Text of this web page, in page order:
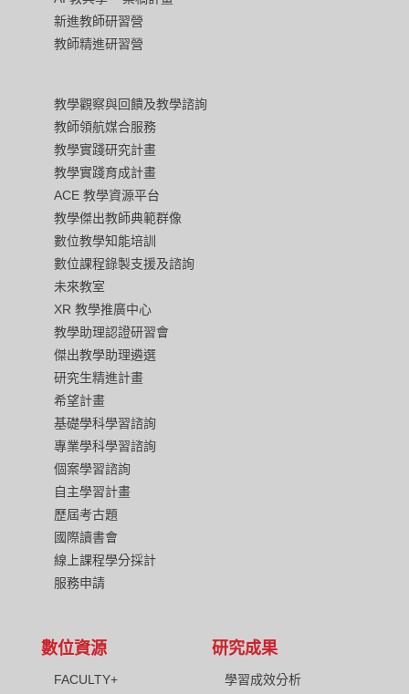
新進教師研習營
教師精進研習營
教學觀察與回饋及教學諮詢
教師領航媒合服務
教學實踐研究計畫
教學實踐育成計畫
ACE 教學資源平台
教學傑出教師典範群像
數位教學知能培訓
數位課程錄製支援及諮詢
未來教室
XR 教學推廣中心
教學助理認證研習會
傑出教學助理遴選
研究生精進計畫
希望計畫
基礎學科學習諮詢
專業學科學習諮詢
個案學習諮詢
自主學習計畫
歷屆考古題
國際讀書會
線上課程學分採計
服務申請
數位資源
FACULTY+
研究成果
學習成效分析